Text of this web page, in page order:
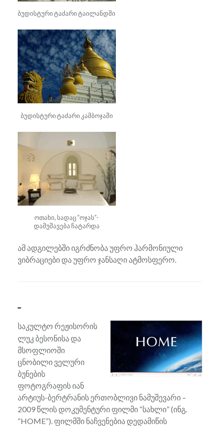
ბუდისტური ტაძარი ტაილანდში
ბუდისტური ტაძარი კამბოჯაში
ოთახი, სადაც “ოჯას”-
დამუშავება ჩატარდა
ამ ადგილებში იგრძნობა უფრო ჰარმონიული
ვიბრაციები და უფრო ჯანსაღი ატმოსფერო.
საკულტო რეჟისორის
ლუკ ბესონისა და
მსოფლიოში
ცნობილი ველური
ბუნების
ფოტოგრაფის იან
არტიუს-ბერტრანის ერთობლივი ნამუშევარი –
2009 წლის დოკუმენტური ფილმი “სახლი” (ინგ.
“HOME”). ფილმში ნაჩვენებია დედამიწის